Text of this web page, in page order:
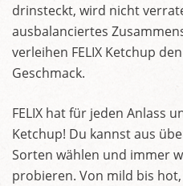
drinsteckt, wird nicht
ausbalanciertes
verleihen FELIX Ketchup
Geschmack.
FELIX hat für jeden Anlass
Ketchup! Du kannst aus
Sorten wählen und immer
probieren. Von mild bis